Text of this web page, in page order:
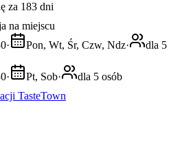
za 183 dni
na miejscu
· Pon, Wt, Śr, Czw, Ndz·
dla 5
· Pt, Sob·
dla 5 osób
TasteTown